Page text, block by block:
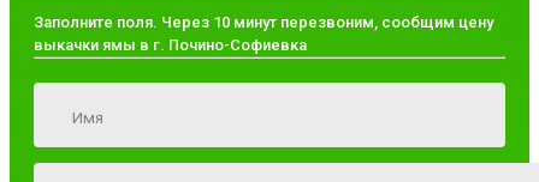
Заполните поля. Через 10 минут перезвоним, сообщим цену
выкачки ямы в г. Почино-Софиевка